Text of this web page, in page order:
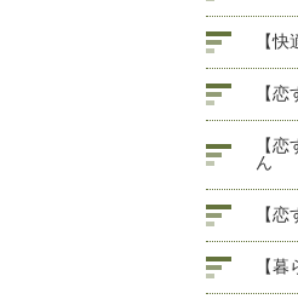
【快
【
【
ん
【
【